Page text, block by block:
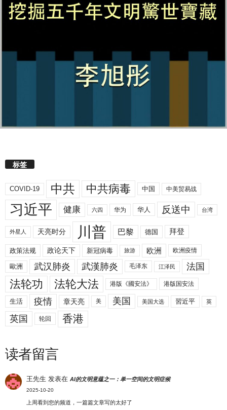
标签
COVID-19 中共 中共病毒 中国 中美贸易战
习近平 健康 六四 华为 华人 反送中 台湾
外星人 天亮时分 川普 巴黎 德国 拜登
政策法规 政论天下 新冠病毒 旅游 欧洲 欧洲疫情
歐洲 武汉肺炎 武漢肺炎 毛泽东 江泽民 法国
法轮功 法轮大法 港版《國安法》 港版国安法
生活 疫情 章天亮 美 美国 美国大选 習近平 英
英国 轮回 香港
读者留言
王先生 发表在AI的文明意蕴之一：单一空间的文明症候
2025-10-20
上周看到您的频道，一篇篇文章写的太好了